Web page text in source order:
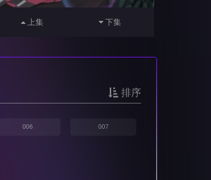
上集 下集
排序
006 007